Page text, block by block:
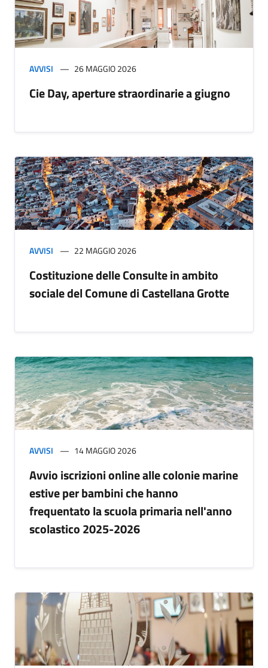
AVVISI 26 MAGGIO 2026
Cie Day, aperture straordinarie a giugno
AVVISI 22 MAGGIO 2026
Costituzione delle Consulte in ambito
sociale del Comune di Castellana Grotte
AVVISI 14 MAGGIO 2026
Avvio iscrizioni online alle colonie marine
estive per bambini che hanno
frequentato la scuola primaria nell'anno
scolastico 2025-2026